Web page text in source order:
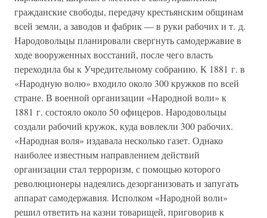
гражданские свободы, передачу крестьянским общинам
всей земли, а заводов и фабрик — в руки рабочих и т. д.
Народовольцы планировали свергнуть самодержавие в
ходе вооруженных восстаний, после чего власть
переходила бы к Учредительному собранию. К 1881 г. в
«Народную волю» входило около 300 кружков по всей
стране. В военной организации «Народной воли» к
1881 г. состояло около 50 офицеров. Народовольцы
создали рабочий кружок, куда вовлекли 300 рабочих.
«Народная воля» издавала несколько газет. Однако
наиболее известным направлением действий
организации стал терроризм, с помощью которого
революционеры надеялись дезорганизовать и запугать
аппарат самодержавия. Исполком «Народной воли»
решил ответить на казни товарищей, приговорив к